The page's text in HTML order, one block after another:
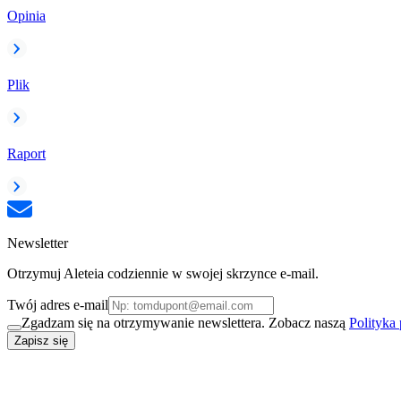
Opinia
Plik
Raport
Newsletter
Otrzymuj Aleteia codziennie w swojej skrzynce e-mail.
Twój adres e-mail
Zgadzam się na otrzymywanie newslettera. Zobacz naszą Polityka
Zapisz się